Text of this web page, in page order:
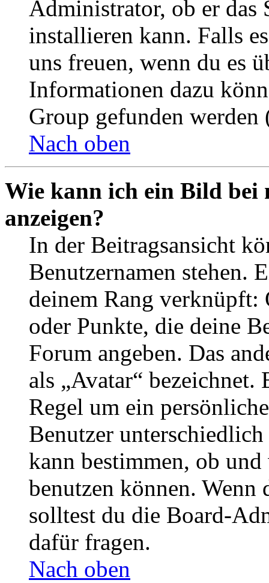
Administrator, ob er das
installieren kann. Falls
uns freuen, wenn du es
Informationen dazu
Group gefunden
Nach oben
Wie kann ich ein Bild bei
anzeigen?
In der Beitragsansicht
Benutzernamen stehen.
deinem Rang verknüpft:
oder Punkte, die deine
Forum angeben. Das
als „Avatar“
Regel um ein
Benutzer
kann bestimmen, ob
benutzen können. Wenn
solltest du die Board-
dafür fragen.
Nach oben